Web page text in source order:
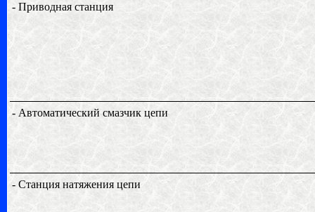
- Приводная станция
- Автоматический смазчик цепи
- Станция натяжения цепи